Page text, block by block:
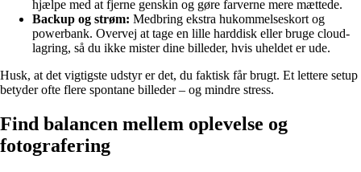
hjælpe med at fjerne genskin og gøre farverne mere mættede.
Backup og strøm: Medbring ekstra hukommelseskort og
powerbank. Overvej at tage en lille harddisk eller bruge cloud-
lagring, så du ikke mister dine billeder, hvis uheldet er ude.
Husk, at det vigtigste udstyr er det, du faktisk får brugt. Et lettere setup
betyder ofte flere spontane billeder – og mindre stress.
Find balancen mellem oplevelse og
fotografering